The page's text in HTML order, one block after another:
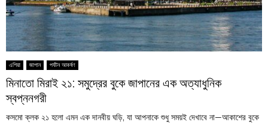
এশিয়া জাপান পর্যটন আকর্ষণ
মিনাতো মিরাই ২১: সমুদ্রের বুকে জাপানের এক অত্যাধুনিক
স্বপ্ননগরী
কসমো ক্লক ২১ হলো এমন এক দানবীয় ঘড়ি, যা আপনাকে শুধু সময়ই দেখাবে না—আকাশের বুকে